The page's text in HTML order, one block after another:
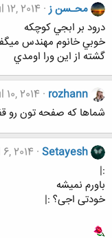
محـسن ز 12, 2014
درود بر ابجي كوچكه
خوبي خانوم مهندس
گشته از اين ورا اومدي
rozhann
10, 2014
شماها که صفحه تون رو
Setayesh
2014
:|
باورم نمیشه
خودتی اجی؟ :|